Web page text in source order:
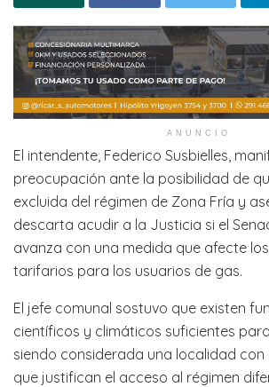
ANUNCIO
El intendente, Federico Susbielles,
preocupación ante la posibilidad de
excluida del régimen de Zona Fría y
descarta acudir a la Justicia si el
avanza con una medida que afecte
tarifarios para los usuarios de gas.
El jefe comunal sostuvo que existen
científicos y climáticos suficientes
siendo considerada una localidad
que justifican el acceso al régimen